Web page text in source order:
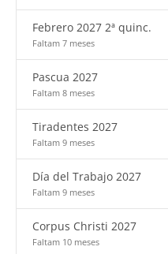
Febrero 2027 2ª quinc.
Faltam 7 meses
Pascua 2027
Faltam 8 meses
Tiradentes 2027
Faltam 9 meses
Día del Trabajo 2027
Faltam 9 meses
Corpus Christi 2027
Faltam 10 meses